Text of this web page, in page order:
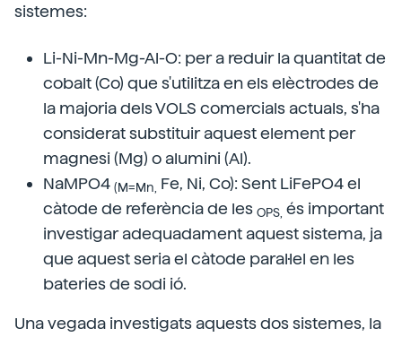
sistemes:
Li-Ni-Mn-Mg-Al-O: per a reduir la quantitat de
cobalt (Co) que s'utilitza en els elèctrodes de
la majoria dels VOLS comercials actuals, s'ha
considerat substituir aquest element per
magnesi (Mg) o alumini (Al).
NaMPO4 (M=Mn, Fe, Ni, Co): Sent LiFePO4 el
càtode de referència de les OPS, és important
investigar adequadament aquest sistema, ja
que aquest seria el càtode paral·lel en les
bateries de sodi ió.
Una vegada investigats aquests dos sistemes, la